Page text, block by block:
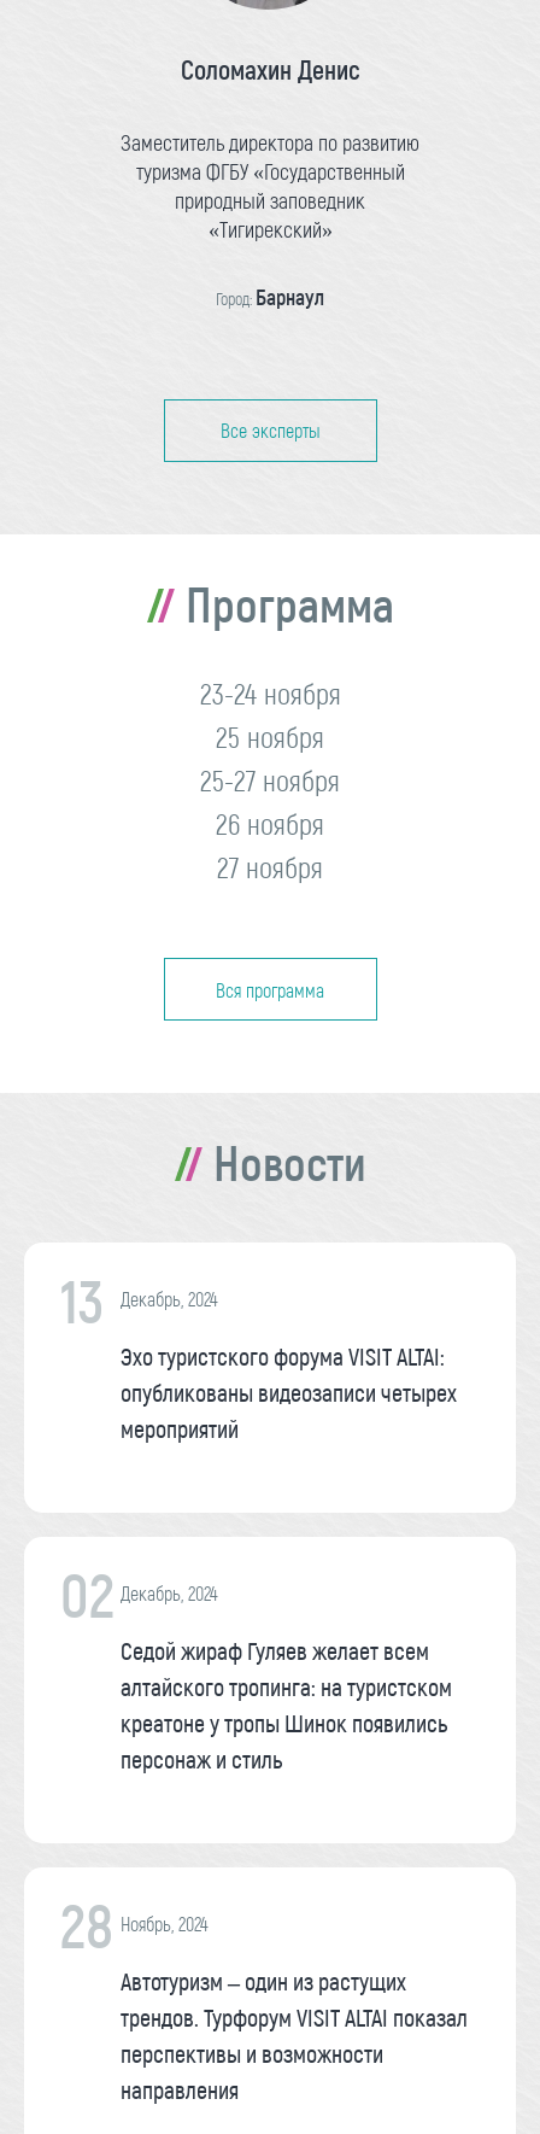
Соломахин Денис
Заместитель директора по развитию
туризма ФГБУ «Государственный
природный заповедник
«Тигирекский»
Город: Барнаул
Все эксперты
Программа
23-24 ноября
25 ноября
25-27 ноября
26 ноября
27 ноября
Вся программа
Новости
13 Декабрь, 2024
Эхо туристского форума VISIT ALTAI:
опубликованы видеозаписи четырех
мероприятий
02 Декабрь, 2024
Седой жираф Гуляев желает всем
алтайского тропинга: на туристском
креатоне у тропы Шинок появились
персонаж и стиль
28 Ноябрь, 2024
Автотуризм – один из растущих
трендов. Турфорум VISIT ALTAI показал
перспективы и возможности
направления